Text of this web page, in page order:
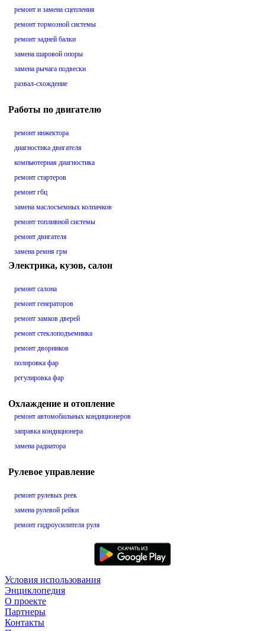
ремонт и замена сцепления
ремонт тормозной системы
ремонт задней балки
замена шаровой опоры
замена рычага подвески
развал-схождение
Работы по двигателю
ремонт инжектора
диагностика двигателя
компьютерная диагностика
ремонт стартеров
ремонт гбц
замена маслосъемных колпачков
ремонт топливной системы
ремонт двигателя
замена ремня грм
Электрика, кузов, салон
ремонт салона
ремонт генераторов
ремонт замков дверей
ремонт стеклоподъемника
ремонт дворников
полировка фар
регулировка фар
Охлаждение и отопление
ремонт автомобильных кондиционеров
заправка кондиционера
замена радиатора
Рулевое управление
ремонт рулевых реек
замена рулевой рейки
ремонт гидроусилителя руля
Условия использования
Энциклопедия
О проекте
Партнеры
Контакты